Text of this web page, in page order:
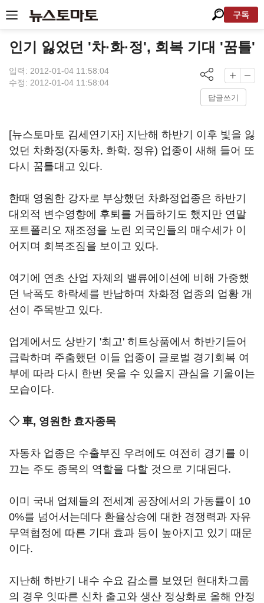
구독
인기 잃었던 '차·화·정', 회복 기대 '꿈틀'
입력: 2012-01-04 11:58:04
수정: 2012-01-04 11:58:04
답글쓰기
[뉴스토마토 김세연기자] 지난해 하반기 이후 빛을 잃
었던 차화정(자동차, 화학, 정유) 업종이 새해 들어 또
다시 꿈틀대고 있다.
한때 영원한 강자로 부상했던 차화정업종은 하반기
대외적 변수영향에 후퇴를 거듭하기도 했지만 연말
포트폴리오 재조정을 노린 외국인들의 매수세가 이
어지며 회복조짐을 보이고 있다.
여기에 연초 산업 자체의 밸류에이션에 비해 가중했
던 낙폭도 하락세를 반납하며 차화정 업종의 업황 개
선이 주목받고 있다.
업계에서도 상반기 '최고' 히트상품에서 하반기들어
급락하며 주춤했던 이들 업종이 글로벌 경기회복 여
부에 따라 다시 한번 웃을 수 있을지 관심을 기울이는
모습이다.
◇ 車, 영원한 효자종목
자동차 업종은 수출부진 우려에도 여전히 경기를 이
끄는 주도 종목의 역할을 다할 것으로 기대된다.
이미 국내 업체들의 전세계 공장에서의 가동률이 10
0%를 넘어서는데다 환율상승에 대한 경쟁력과 자유
무역협정에 따른 기대 효과 등이 높아지고 있기 때문
이다.
지난해 하반기 내수 수요 감소를 보였던 현대차그룹
의 경우 잇따른 신차 출고와 생산 정상화로 올해 안정